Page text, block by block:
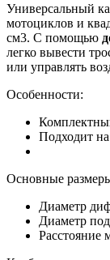
Универсальный
мотоциклов и
см3. С помощью
легко вывести
или управлять
Особенности:
Подходит
Основные
Диаметр
Диаметр
Расстояние